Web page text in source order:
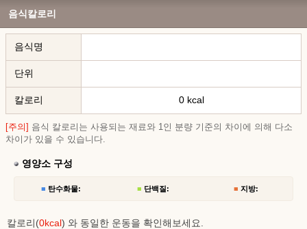
음식칼로리
음식명
단위
칼로리 0 kcal
[주의]
음식 칼로리는 사용되는 재료와 1인 분량 기준의 차이에 의해 다소
차이가 있을 수 있습니다.
영양소 구성
■ 탄수화물: ■ 단백질: ■ 지방:
칼로리(0kcal) 와 동일한 운동을 확인해보세요.